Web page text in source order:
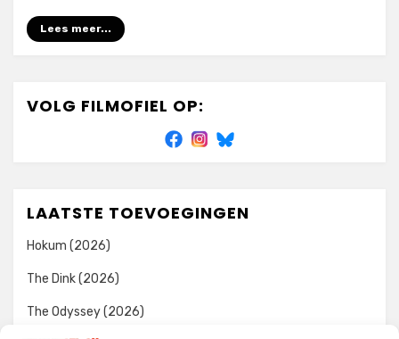
Lees meer...
VOLG FILMOFIEL OP:
LAATSTE TOEVOEGINGEN
Hokum (2026)
The Dink (2026)
The Odyssey (2026)